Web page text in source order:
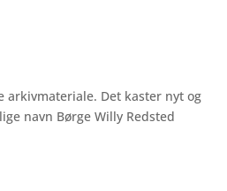
Det kaster nyt og
navn Børge Willy Redsted